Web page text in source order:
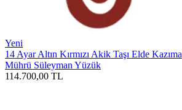
Yeni
14 Ayar Altın Kırmızı Akik Taşı Elde Kazıma
Mührü Süleyman Yüzük
114.700,00 TL